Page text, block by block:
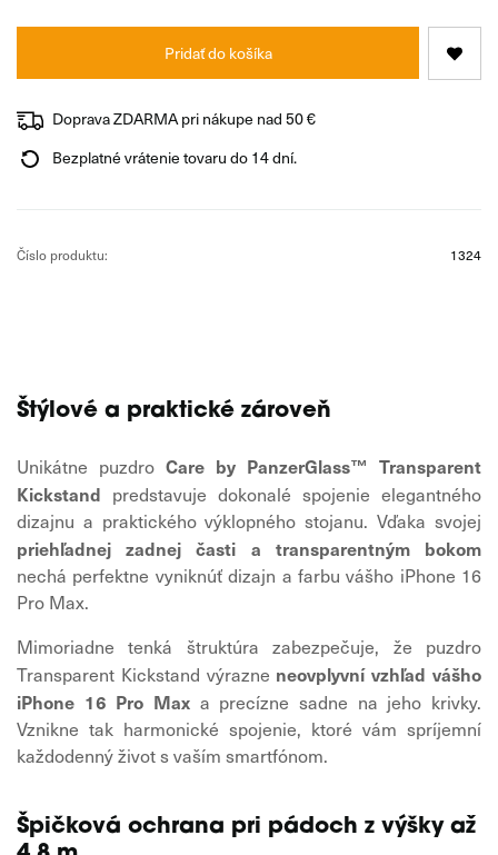
Pridať do košíka
Doprava ZDARMA pri nákupe nad 50 €
Bezplatné vrátenie tovaru do 14 dní.
Číslo produktu: 1324
Štýlové a praktické zároveň
Unikátne puzdro Care by PanzerGlass™ Transparent
Kickstand predstavuje dokonalé spojenie elegantného
dizajnu a praktického výklopného stojanu. Vďaka svojej
priehľadnej zadnej časti a transparentným bokom
nechá perfektne vyniknúť dizajn a farbu vášho iPhone 16
Pro Max.
Mimoriadne tenká štruktúra zabezpečuje, že puzdro
Transparent Kickstand výrazne neovplyvní vzhľad vášho
iPhone 16 Pro Max a precízne sadne na jeho krivky.
Vznikne tak harmonické spojenie, ktoré vám spríjemní
každodenný život s vaším smartfónom.
Špičková ochrana pri pádoch z výšky až